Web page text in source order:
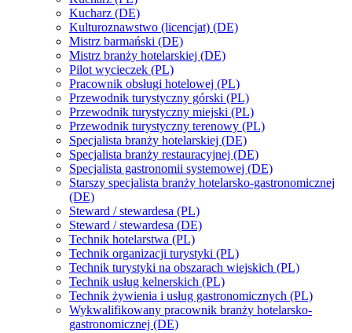
Kucharz (DE)
Kulturoznawstwo (licencjat) (DE)
Mistrz barmański (DE)
Mistrz branży hotelarskiej (DE)
Pilot wycieczek (PL)
Pracownik obsługi hotelowej (PL)
Przewodnik turystyczny górski (PL)
Przewodnik turystyczny miejski (PL)
Przewodnik turystyczny terenowy (PL)
Specjalista branży hotelarskiej (DE)
Specjalista branży restauracyjnej (DE)
Specjalista gastronomii systemowej (DE)
Starszy specjalista branży hotelarsko-gastronomicznej
(DE)
Steward / stewardesa (PL)
Steward / stewardesa (DE)
Technik hotelarstwa (PL)
Technik organizacji turystyki (PL)
Technik turystyki na obszarach wiejskich (PL)
Technik usług kelnerskich (PL)
Technik żywienia i usług gastronomicznych (PL)
Wykwalifikowany pracownik branży hotelarsko-
gastronomicznej (DE)